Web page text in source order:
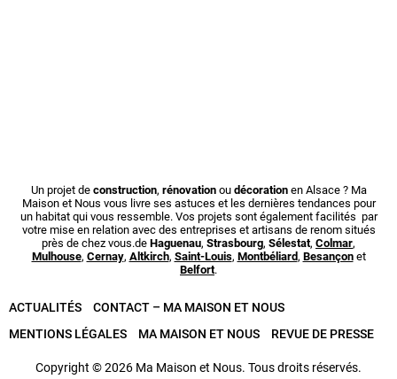
Un projet de construction, rénovationou décorationen Alsace ? Ma
Maison et Nous vous livre ses astuces et les dernières tendances pour
un habitat qui vous ressemble. Vos projets sont également facilités par
votre mise en relation avec des entreprises et artisans de renom situés
près de chez vous.de Haguenau, Strasbourg, Sélestat, Colmar,
Mulhouse, Cernay, Altkirch, Saint-Louis, Montbéliard , Besançonet
Belfort.
ACTUALITÉS
CONTACT – MA MAISON ET NOUS
MENTIONS LÉGALES
MA MAISON ET NOUS REVUE DE PRESSE
Copyright © 2026 Ma Maison et Nous. Tous droits réservés.